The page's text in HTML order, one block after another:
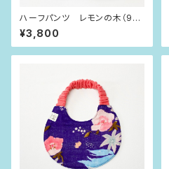
ハーフパンツ レモンの木（90-
100size）
¥3,800